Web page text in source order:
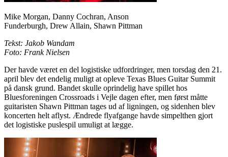
Mike Morgan, Danny Cochran, Anson
Funderburgh, Drew Allain, Shawn Pittman
Tekst: Jakob Wandam
Foto: Frank Nielsen
Der havde været en del logistiske udfordringer, men torsdag den 21.
april blev det endelig muligt at opleve Texas Blues Guitar Summit
på dansk grund. Bandet skulle oprindelig have spillet hos
Bluesforeningen Crossroads i Vejle dagen efter, men først måtte
guitaristen Shawn Pittman tages ud af ligningen, og sidenhen blev
koncerten helt aflyst. Ændrede flyafgange havde simpelthen gjort
det logistiske puslespil umuligt at lægge.